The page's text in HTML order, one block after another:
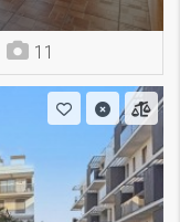
11